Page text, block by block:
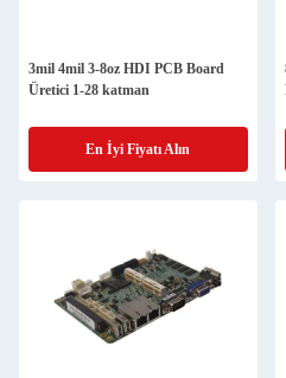
3mil 4mil 3-8oz HDI PCB Board
Üretici 1-28 katman
En İyi Fiyatı Alın